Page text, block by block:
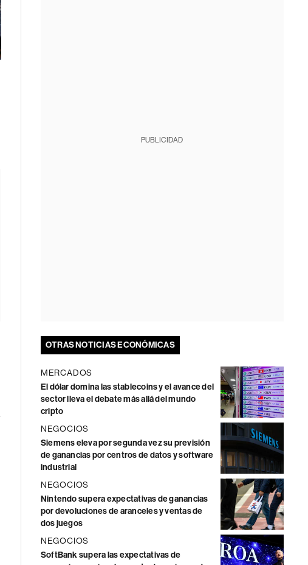
PUBLICIDAD
OTRAS NOTICIAS ECONÓMICAS
MERCADOS
El dólar domina las stablecoins y el avance del
sector lleva el debate más allá del mundo
cripto
NEGOCIOS
Siemens eleva por segunda vez su previsión
de ganancias por centros de datos y software
industrial
NEGOCIOS
Nintendo supera expectativas de ganancias
por devoluciones de aranceles y ventas de
dos juegos
NEGOCIOS
SoftBank supera las expectativas de